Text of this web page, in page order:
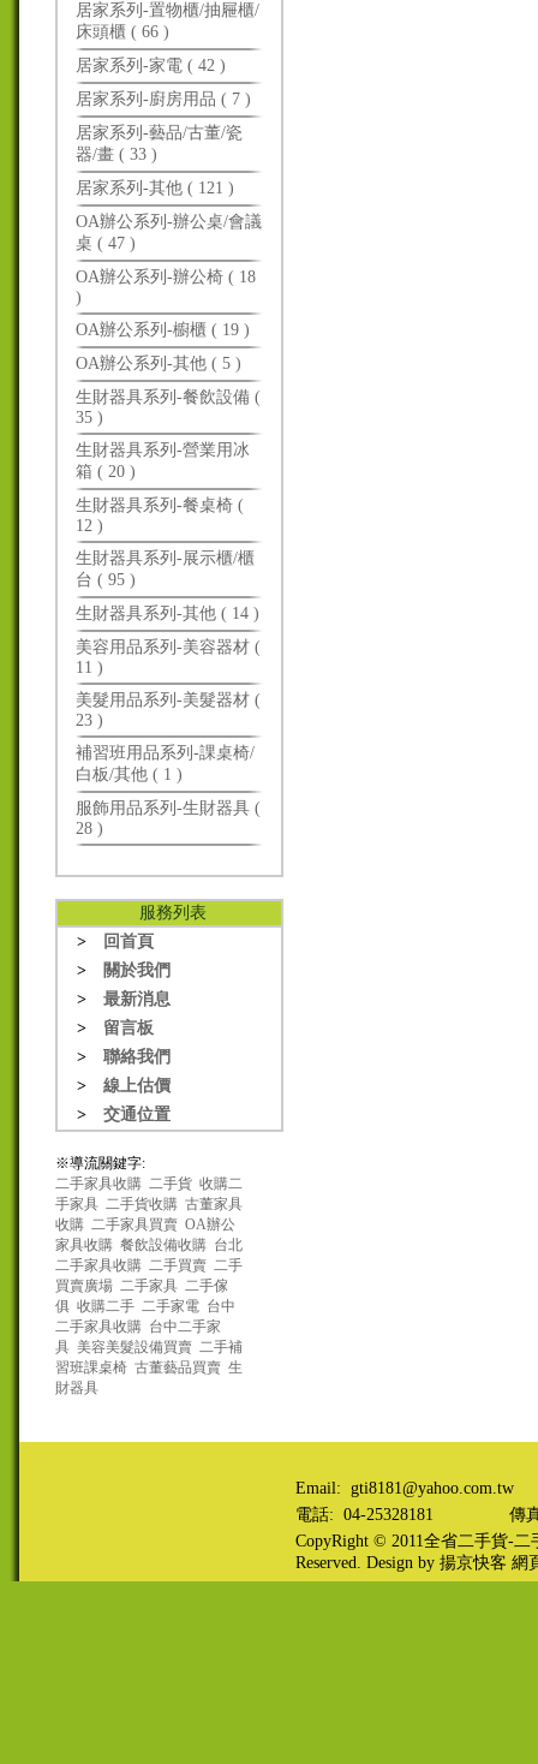
居家系列-置物櫃/抽屜櫃/
床頭櫃 ( 66 )
居家系列-家電 ( 42 )
居家系列-廚房用品 ( 7 )
居家系列-藝品/古董/瓷
器/畫 ( 33 )
居家系列-其他 ( 121 )
OA辦公系列-辦公桌/會議
桌 ( 47 )
OA辦公系列-辦公椅 ( 18
)
OA辦公系列-櫥櫃 ( 19 )
OA辦公系列-其他 ( 5 )
生財器具系列-餐飲設備 (
35 )
生財器具系列-營業用冰
箱 ( 20 )
生財器具系列-餐桌椅 (
12 )
生財器具系列-展示櫃/櫃
台 ( 95 )
生財器具系列-其他 ( 14 )
美容用品系列-美容器材 (
11 )
美髮用品系列-美髮器材 (
23 )
補習班用品系列-課桌椅/
白板/其他 ( 1 )
服飾用品系列-生財器具 (
28 )
服務列表
>
回首頁
>
關於我們
> 最新消息
> 留言板
> 聯絡我們
> 線上估價
> 交通位置
※導流關鍵字:
二手家具收購 二手貨 收購二
手家具 二手貨收購 古董家具
收購 二手家具買賣 OA辦公
家具收購 餐飲設備收購 台北
二手家具收購 二手買賣 二手
買賣廣場 二手家具 二手傢
俱 收購二手 二手家電 台中
二手家具收購 台中二手家
具 美容美髮設備買賣 二手補
習班課桌椅 古董藝品買賣 生
財器具
Email: gti8181@yahoo.com.tw
電話: 04-25328181
傳
CopyRight © 2011全省二手貨-二
Reserved. Design by 揚京快客 網